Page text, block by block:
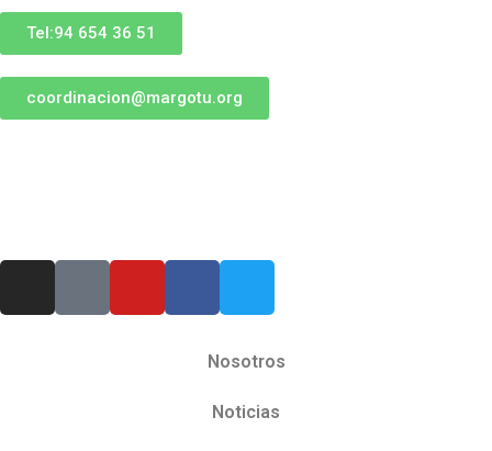
Tel:94 654 36 51
coordinacion@margotu.org
Nosotros
Noticias